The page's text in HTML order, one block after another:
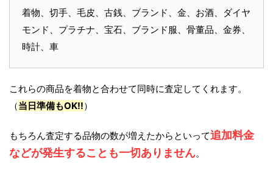
着物、切手、毛皮、古銭、ブランド、金、お酒、ダイヤ
モンド、プラチナ、宝石、ブランド服、骨董品、金券、
時計、車
これらの商品を着物と合わせて同時に査定してくれます。
（当日準備もOK!!）
もちろん査定する品物の数が増えたからといって追加料金
などが発生することも一切ありません。